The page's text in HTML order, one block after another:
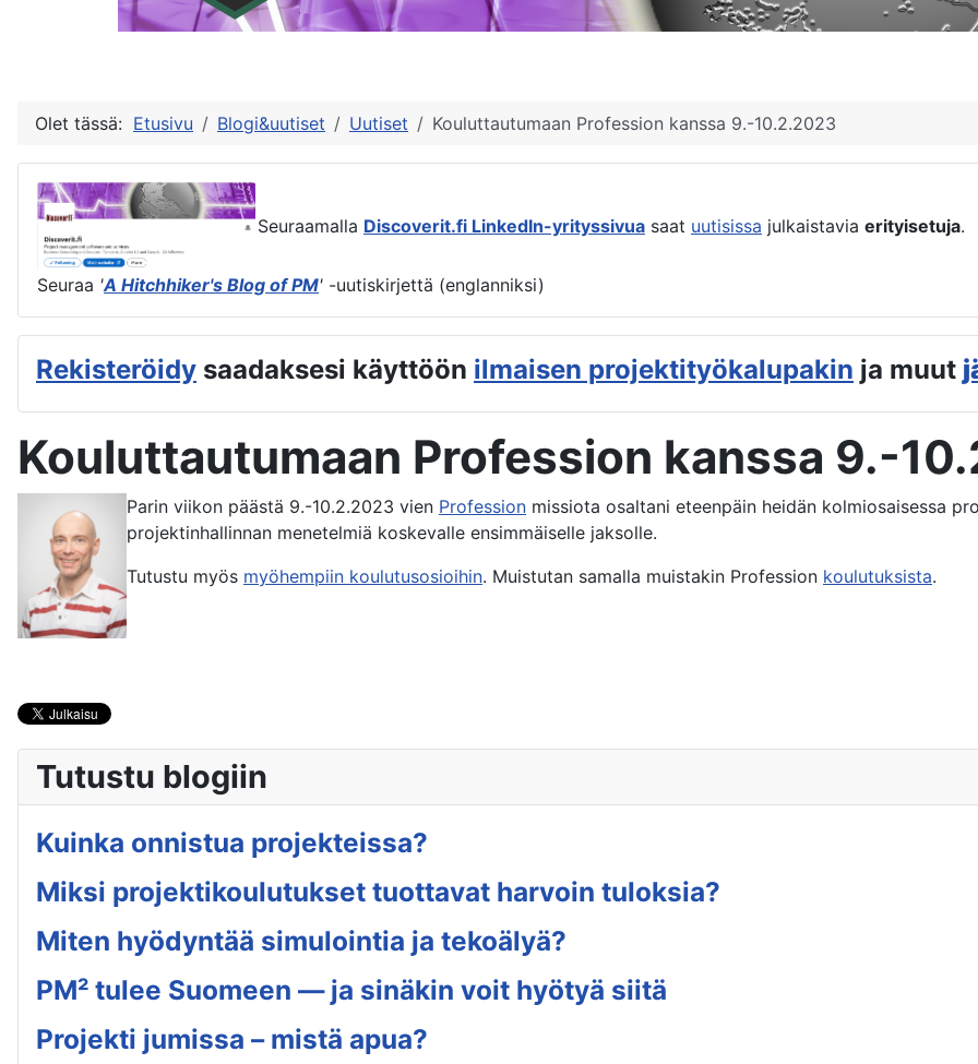
Olet tässä: Etusivu Blogi&uutiset Uutiset Kouluttautumaan Profession kanssa 9.-10.2.2023
Seuraamalla Discoverit.fi LinkedIn-yrityssivua saat uutisissa julkaistavia erityisetuja.
Seuraa 'A Hitchhiker's Blog of PM' -uutiskirjettä (englanniksi)
Rekisteröidy saadaksesi käyttöön ilmaisen projektityökalupakin ja muut
Kouluttautumaan Profession kanssa 9.-
Parin viikon päästä 9.-10.2.2023 vien Profession missiota osaltani eteenpäin heidän kolmiosaisessa
projektinhallinnan menetelmiä koskevalle ensimmäiselle jaksolle.
Tutustu myös myöhempiin koulutusosioihin. Muistutan samalla muistakin Profession koulutuksista.
Tutustu blogiin
Kuinka onnistua projekteissa?
Miksi projektikoulutukset tuottavat harvoin tuloksia?
Miten hyödyntää simulointia ja tekoälyä?
PM² tulee Suomeen — ja sinäkin voit hyötyä siitä
Projekti jumissa – mistä apua?